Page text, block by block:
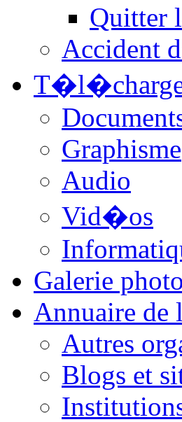
Quitter
Accident
Graphisme
Audio
Vid�os
Galerie
Annuaire de
Autres
Blogs et